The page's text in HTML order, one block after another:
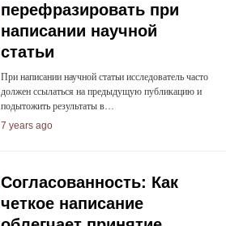
перефразировать при
написании научной
статьи
При написании научной статьи исследователь часто
должен ссылаться на предыдущую публикацию и
подытожить результаты в…
7 years ago
Согласованность: Как
четкое написание